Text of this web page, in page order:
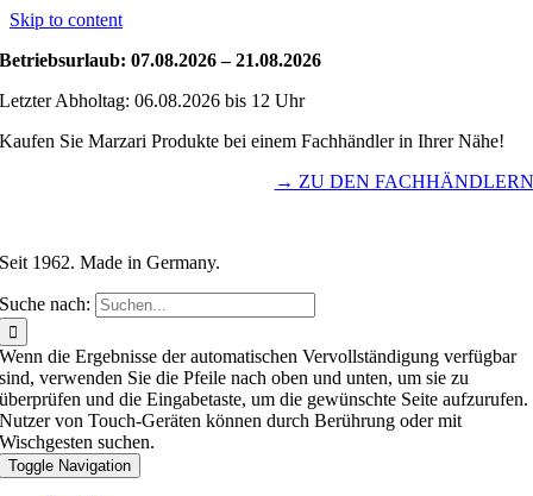
Skip to content
Betriebsurlaub: 07.08.2026 – 21.08.2026
Letzter Abholtag: 06.08.2026 bis 12 Uhr
Kaufen Sie Marzari Produkte bei einem Fachhändler in Ihrer Nähe!
→ ZU DEN FACHHÄNDLERN
Seit 1962. Made in Germany.
Suche nach:
Wenn die Ergebnisse der automatischen Vervollständigung verfügbar
sind, verwenden Sie die Pfeile nach oben und unten, um sie zu
überprüfen und die Eingabetaste, um die gewünschte Seite aufzurufen.
Nutzer von Touch-Geräten können durch Berührung oder mit
Wischgesten suchen.
Toggle Navigation